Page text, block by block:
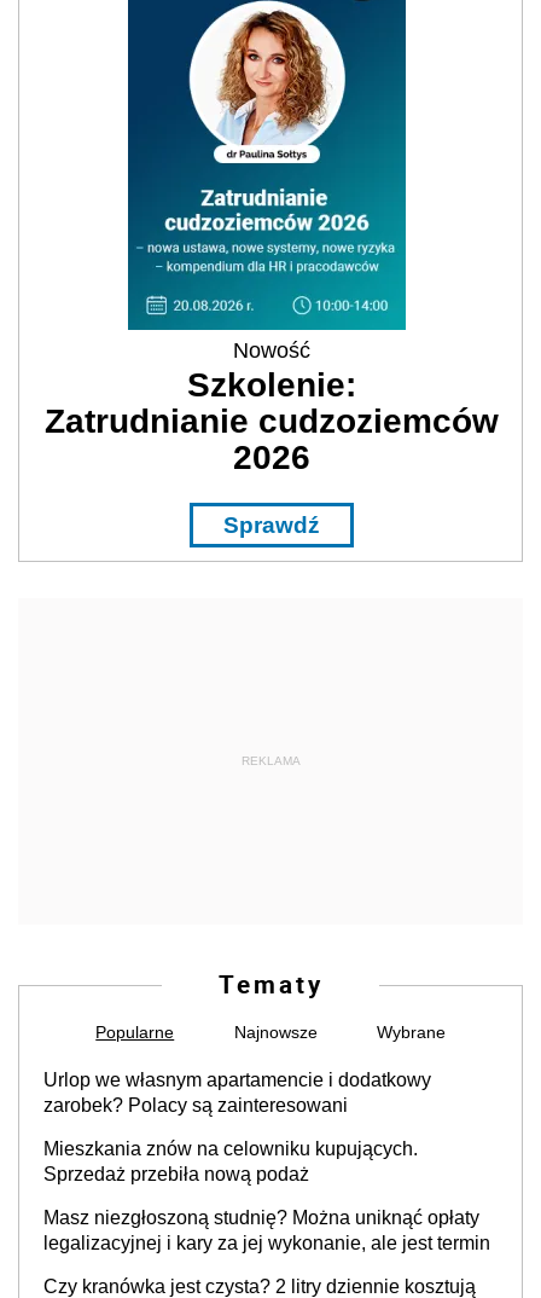
Nowość
Szkolenie:
Zatrudnianie cudzoziemców
2026
Sprawdź
REKLAMA
Tematy
Popularne Najnowsze Wybrane
Urlop we własnym apartamencie i dodatkowy
zarobek? Polacy są zainteresowani
Mieszkania znów na celowniku kupujących.
Sprzedaż przebiła nową podaż
Masz niezgłoszoną studnię? Można uniknąć opłaty
legalizacyjnej i kary za jej wykonanie, ale jest termin
Czy kranówka jest czysta? 2 litry dziennie kosztują